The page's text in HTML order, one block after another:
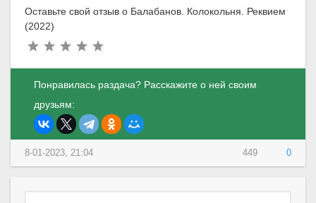
Оставьте свой отзыв о Балабанов. Колокольня. Реквием
(2022)
Понравилась раздача? Расскажите о ней своим
друзьям:
449 0
8-01-2023, 21:04